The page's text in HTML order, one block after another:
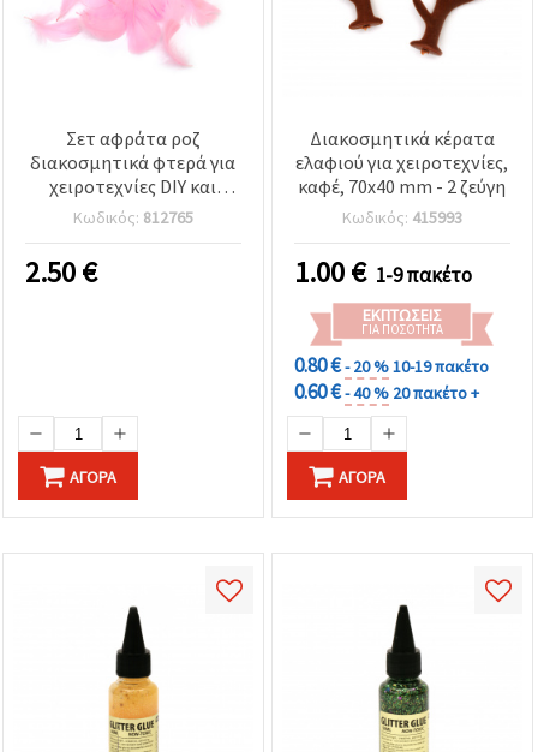
Σετ αφράτα ροζ
διακοσμητικά φτερά για
χειροτεχνίες DIY και
διακόσμηση, 10 γρ.
Κωδικός: 812765
2.50€
ΑΓΟΡΆ
Διακοσμητικά κέρατα
ελαφιού για χειροτεχνίες,
καφέ, 70x40 mm - 2 ζεύγη
Κωδικός: 415993
1.00€ 1-9 πακέτο
ΕΚΠΤΏΣΕΙΣ
ΓΙΑ ΠΟΣΌΤΗΤΑ
0.80 €- 20 %10-19 πακέτο
0.60 €- 40 % 20 πακέτο +
ΑΓΟΡΆ